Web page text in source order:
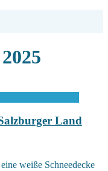
Land
weiße Schneedecke